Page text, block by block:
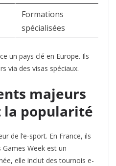
Formations
spécialisées
un pays clé en Europe. Ils
via des visas spéciaux.
majeurs
la popularité
de l’e-sport. En France, ils
Week est un
elle inclut des tournois e-